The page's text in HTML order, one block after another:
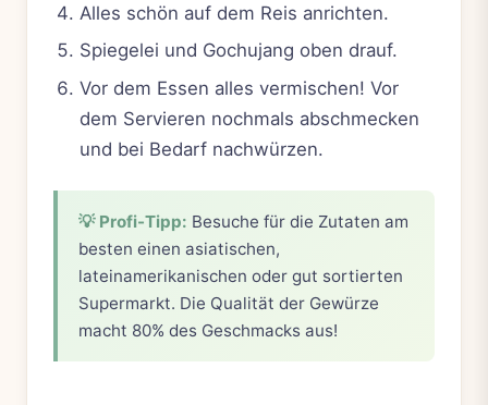
Alles schön auf dem Reis anrichten.
Spiegelei und Gochujang oben drauf.
Vor dem Essen alles vermischen! Vor
dem Servieren nochmals abschmecken
und bei Bedarf nachwürzen.
💡 Profi-Tipp: Besuche für die Zutaten am
besten einen asiatischen,
lateinamerikanischen oder gut sortierten
Supermarkt. Die Qualität der Gewürze
macht 80% des Geschmacks aus!